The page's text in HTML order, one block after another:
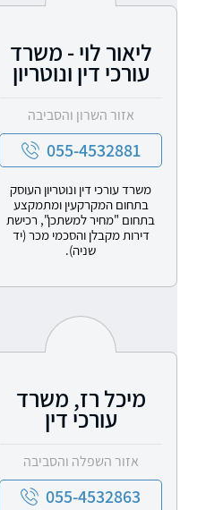
ליאור לוי - משרד
עורכי דין ונוטריון
אזור השרון והסביבה
055-4532881
משרד עורכי דין ונוטריון העוסק
בתחום המקרקעין ומתמקצע
בתחום "מחיר למשתכן", רכישת
דירות מקבלן והסכמי מכר (יד
שניה).
מיכל רז, משרד
עורכי דין
אזור השפלה והסביבה
055-4532863